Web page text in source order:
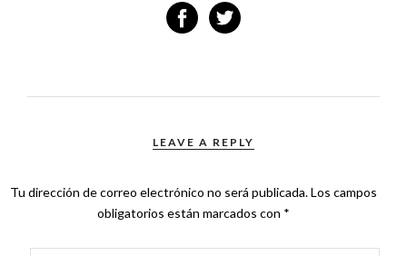
LEAVE A REPLY
Tu dirección de correo electrónico no será publicada.Los campos
obligatorios están marcados con *